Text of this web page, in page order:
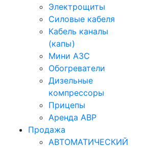
Электрощиты
Силовые кабеля
Кабель каналы
(капы)
Мини АЗС
Обогреватели
Дизельные
компрессоры
Прицепы
Аренда АВР
Продажа
АВТОМАТИЧЕСКИЙ